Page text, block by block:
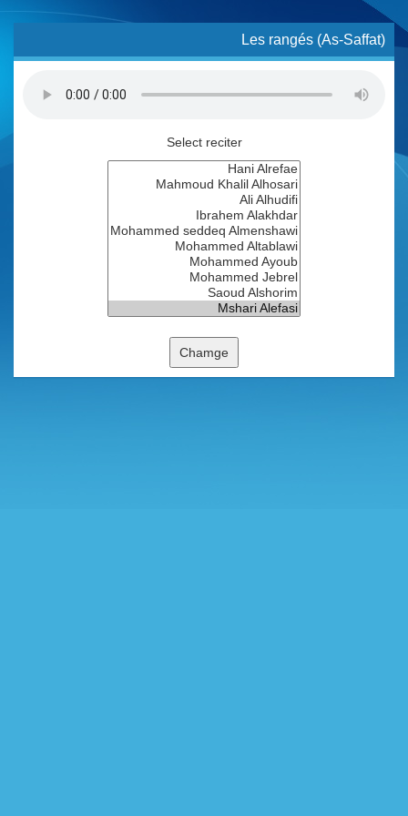
Les rangés (As-Saffat)
Select reciter